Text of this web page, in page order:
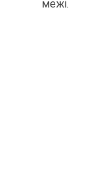
межі.